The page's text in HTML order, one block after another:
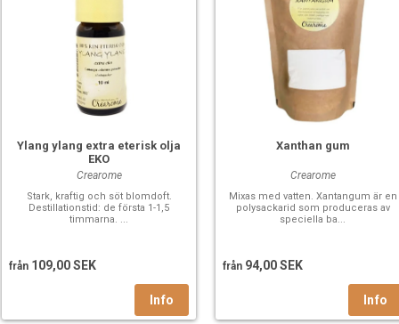
Ylang ylang extra eterisk olja
EKO
Crearome
Stark, kraftig och söt blomdoft.
Destillationstid: de första 1-1,5
timmarna. ...
från 109,00 SEK
Xanthan gum
Crearome
Mixas med vatten. Xantangum är en
polysackarid som produceras av
speciella ba...
från 94,00 SEK